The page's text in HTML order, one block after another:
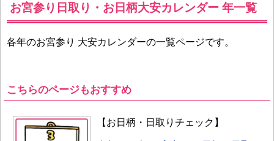
お宮参り日取り・お日柄大安カレンダー 年一覧
各年のお宮参り 大安カレンダーの一覧ページです。
こちらのページもおすすめ
【お日柄・日取りチェック】